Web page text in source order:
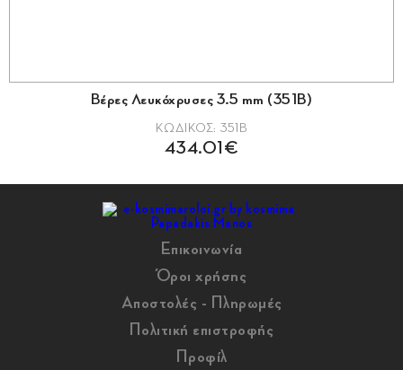
Βέρες Λευκόχρυσες 3.5 mm (351Β)
ΚΩΔΙΚΟΣ: 351Β
434.01€
Επικοινωνία
Όροι χρήσης
Αποστολές - Πληρωμές
Πολιτική επιστροφής
Προφίλ